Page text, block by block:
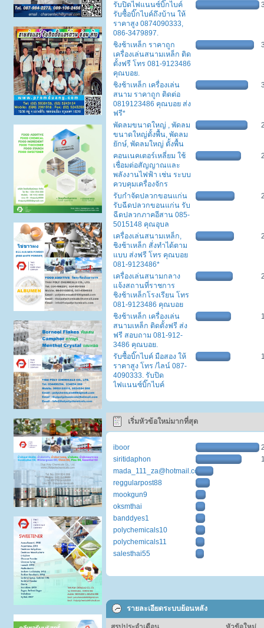
รับปิดไฟแนนซ์บิ๊กไบค์
รับซื้อบิ๊กไบค์ถึงบ้าน ให้
ราคาสูง 0874090333,
086-3479897.
ชิงช้าเหล็ก ราคาถูก
เครื่องเล่นสนามเหล็ก ติด
ตั้งฟรี โทร 081-9123486
คุณบอย.
ชิงช้าเหล็ก เครื่องเล่น
สนาม ราคาถูก ติดต่อ
0819123486 คุณบอย ส่ง
ฟรี*
พัดลมขนาดใหญ่ , พัดลม
ขนาดใหญ่ตั้งพื้น, พัดลม
ยักษ์, พัดลมใหญ่ ตั้งพื้น
คอนเนคเตอร์เหลี่ยม ใช้
เชื่อมต่อสัญญาณและ
พลังงานไฟฟ้า เช่น ระบบ
ควบคุมเครื่องจักร
รับกำจัดปลวกขอนแก่น
รับฉีดปลวกขอนแก่น รับ
ฉีดปลวกภาคอีสาน 085-
5015148 คุณอุบล
เครื่องเล่นสนามเหล็ก,
ชิงช้าเหล็ก สั่งทำได้ตาม
แบบ ส่งฟรี โทร คุณบอย
081-9123486*
เครื่องเล่นสนามกลาง
แจ้งสถานที่ราชการ
ชิงช้าเหล็กโรงเรียน โทร
081-9123486 คุณบอย
ชิงช้าเหล็ก เครื่องเล่น
สนามเหล็ก ติดตั้งฟรี ส่ง
ฟรี สอบถาม 081-912-
3486 คุณบอย.
รับซื้อบิ๊กไบค์ มือสอง ให้
ราคาสูง โทร /ไลน์ 087-
4090333. รับปิด
ไฟแนนซ์บิ๊กไบค์
เริ่มหัวข้อใหม่มากที่สุด
iboor
siritidaphon
mada_111_za@hotmail.com
reggularpost88
mookgun9
oksmthai
banddyes1
polychemicals10
polychemicals11
salesthai55
รายละเอียดระบบย้อนหลัง